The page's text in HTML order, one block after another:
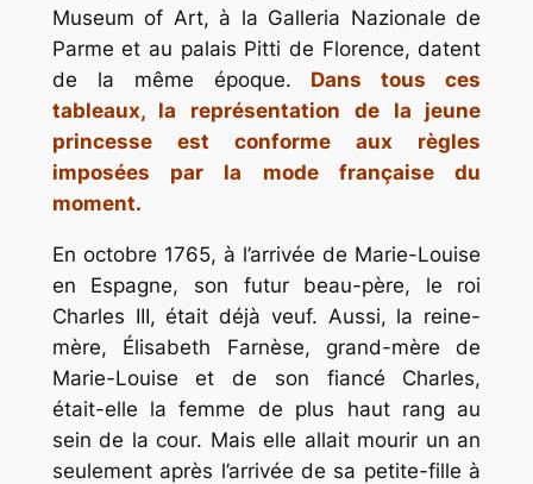
Museum of Art, à la Galleria Nazionale de
Parme et au palais Pitti de Florence, datent
de la même époque. Dans tous ces
tableaux, la représentation de la jeune
princesse est conforme aux règles
imposées par la mode française du
moment.
En octobre 1765, à l’arrivée de Marie-Louise
en Espagne, son futur beau-père, le roi
Charles III, était déjà veuf. Aussi, la reine-
mère, Élisabeth Farnèse, grand-mère de
Marie-Louise et de son fiancé Charles,
était-elle la femme de plus haut rang au
sein de la cour. Mais elle allait mourir un an
seulement après l’arrivée de sa petite-fille à